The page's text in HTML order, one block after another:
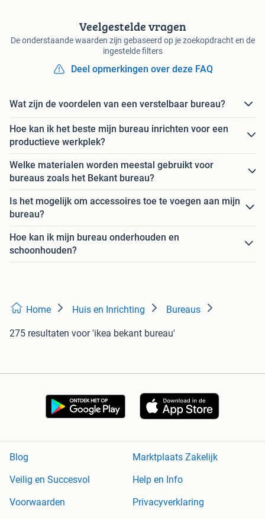
Veelgestelde vragen
De onderstaande waarden zijn gebaseerd op je zoekopdracht en de
ingestelde filters
Deel opmerkingen over deze FAQ
Wat zijn de voordelen van een verstelbaar bureau?
Hoe kan ik het beste mijn bureau inrichten voor een
productieve werkplek?
Welke materialen worden meestal gebruikt voor
bureaus zoals het Bekant bureau?
Is het mogelijk om accessoires toe te voegen aan mijn
bureau?
Hoe kan ik mijn bureau onderhouden en
schoonhouden?
Home Huis en Inrichting Bureaus
275 resultaten voor 'ikea bekant bureau'
Blog
Marktplaats Zakelijk
Veilig en Succesvol
Help en Info
Voorwaarden
Privacyverklaring